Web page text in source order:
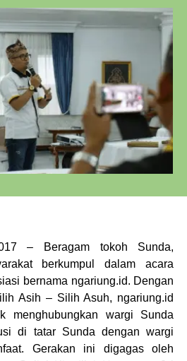
– Beragam tokoh Sunda,
berkumpul dalam acara
bernama ngariung.id. Dengan
Asih – Silih Asuh, ngariung.id
menghubungkan wargi Sunda
di tatar Sunda dengan wargi
Gerakan ini digagas oleh